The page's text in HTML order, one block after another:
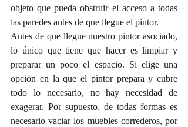
objeto que pueda obstruir el acceso a todas
las paredes antes de que llegue el pintor.
Antes de que llegue nuestro pintor asociado,
lo único que tiene que hacer es limpiar y
preparar un poco el espacio. Si elige una
opción en la que el pintor prepara y cubre
todo lo necesario, no hay necesidad de
exagerar. Por supuesto, de todas formas es
necesario vaciar los muebles correderos, por